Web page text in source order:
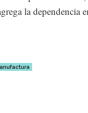
la dependencia